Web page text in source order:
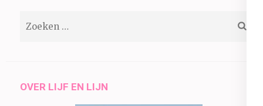
OVER LIJF EN LIJN